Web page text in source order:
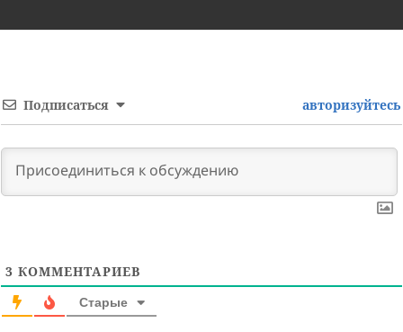
Подписаться авторизуйтесь
3 КОММЕНТАРИЕВ
Старые